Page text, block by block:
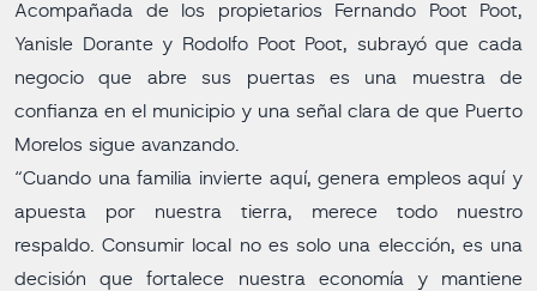
Acompañada de los propietarios Fernando Poot Poot,
Yanisle Dorante y Rodolfo Poot Poot, subrayó que cada
negocio que abre sus puertas es una muestra de
confianza en el municipio y una señal clara de que Puerto
Morelos sigue avanzando.
“Cuando una familia invierte aquí, genera empleos aquí y
apuesta por nuestra tierra, merece todo nuestro
respaldo. Consumir local no es solo una elección, es una
decisión que fortalece nuestra economía y mantiene